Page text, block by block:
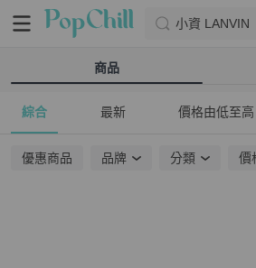
小資 LANVIN
商品
綜合 最新 價格由低至高
優惠商品 品牌 分類 價